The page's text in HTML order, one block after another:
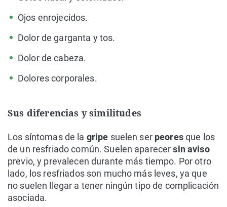
Ojos enrojecidos.
Dolor de garganta y tos.
Dolor de cabeza.
Dolores corporales.
Sus diferencias y similitudes
Los síntomas de la gripe suelen serpeoresque los
de un resfriado común. Suelen aparecersin aviso
previo, y prevalecen durante más tiempo. Por otro
lado, los resfriados son mucho más leves, ya que
no suelen llegar a tener ningún tipo de complicación
asociada.